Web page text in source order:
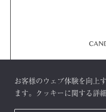
お客様のウェブ体験を向上
ます。クッキーに関する詳